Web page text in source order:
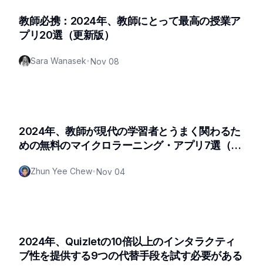
教師必携：2024年、教師にとって最高の授業ア
プリ20選（更新版）
Sara Wanasek•Nov 08
2024年、教師が現代の学習者とうまく関わるた
めの無料のマイクロラーニング・アプリ7選（更
Zhun Yee Chew•Nov 04
2024年、Quizletの10倍以上のインタラクティ
ブ性を提供する9つの代替手段を試す必要がある